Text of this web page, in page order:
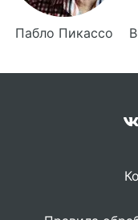
Пабло Пикассо